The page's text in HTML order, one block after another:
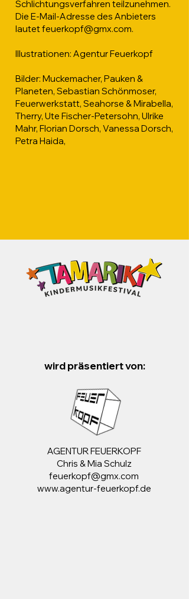
Schlichtungsverfahren teilzunehmen.
Die E-Mail-Adresse des Anbieters
lautetfeuerkopf@gmx.com.
Illustrationen: Agentur Feuerkopf
Bilder: Muckemacher, Pauken &
Planeten, Sebastian Schönmoser,
Feuerwerkstatt, Seahorse & Mirabella,
Therry, Ute Fischer-Petersohn, Ulrike
Mahr, Florian Dorsch, Vanessa Dorsch,
Petra Haida,
wird präsentiert von:
AGENTUR FEUERKOPF
Chris & Mia Schulz
feuerkopf@gmx.com
www.agentur-feuerkopf.de